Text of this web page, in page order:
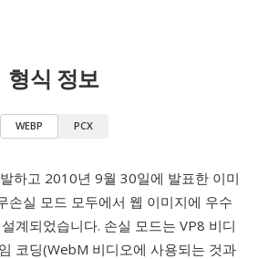
형식 정보
WEBP PCX
하고 2010년 9월 30일에 발표한 이미
손실 모드 모두에서 웹 이미지에 우수
계되었습니다. 손실 모드는 VP8 비디
코딩(WebM 비디오에 사용되는 것과